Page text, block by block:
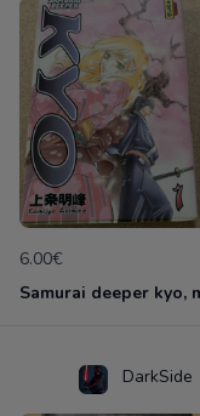
6.00€
DarkSide